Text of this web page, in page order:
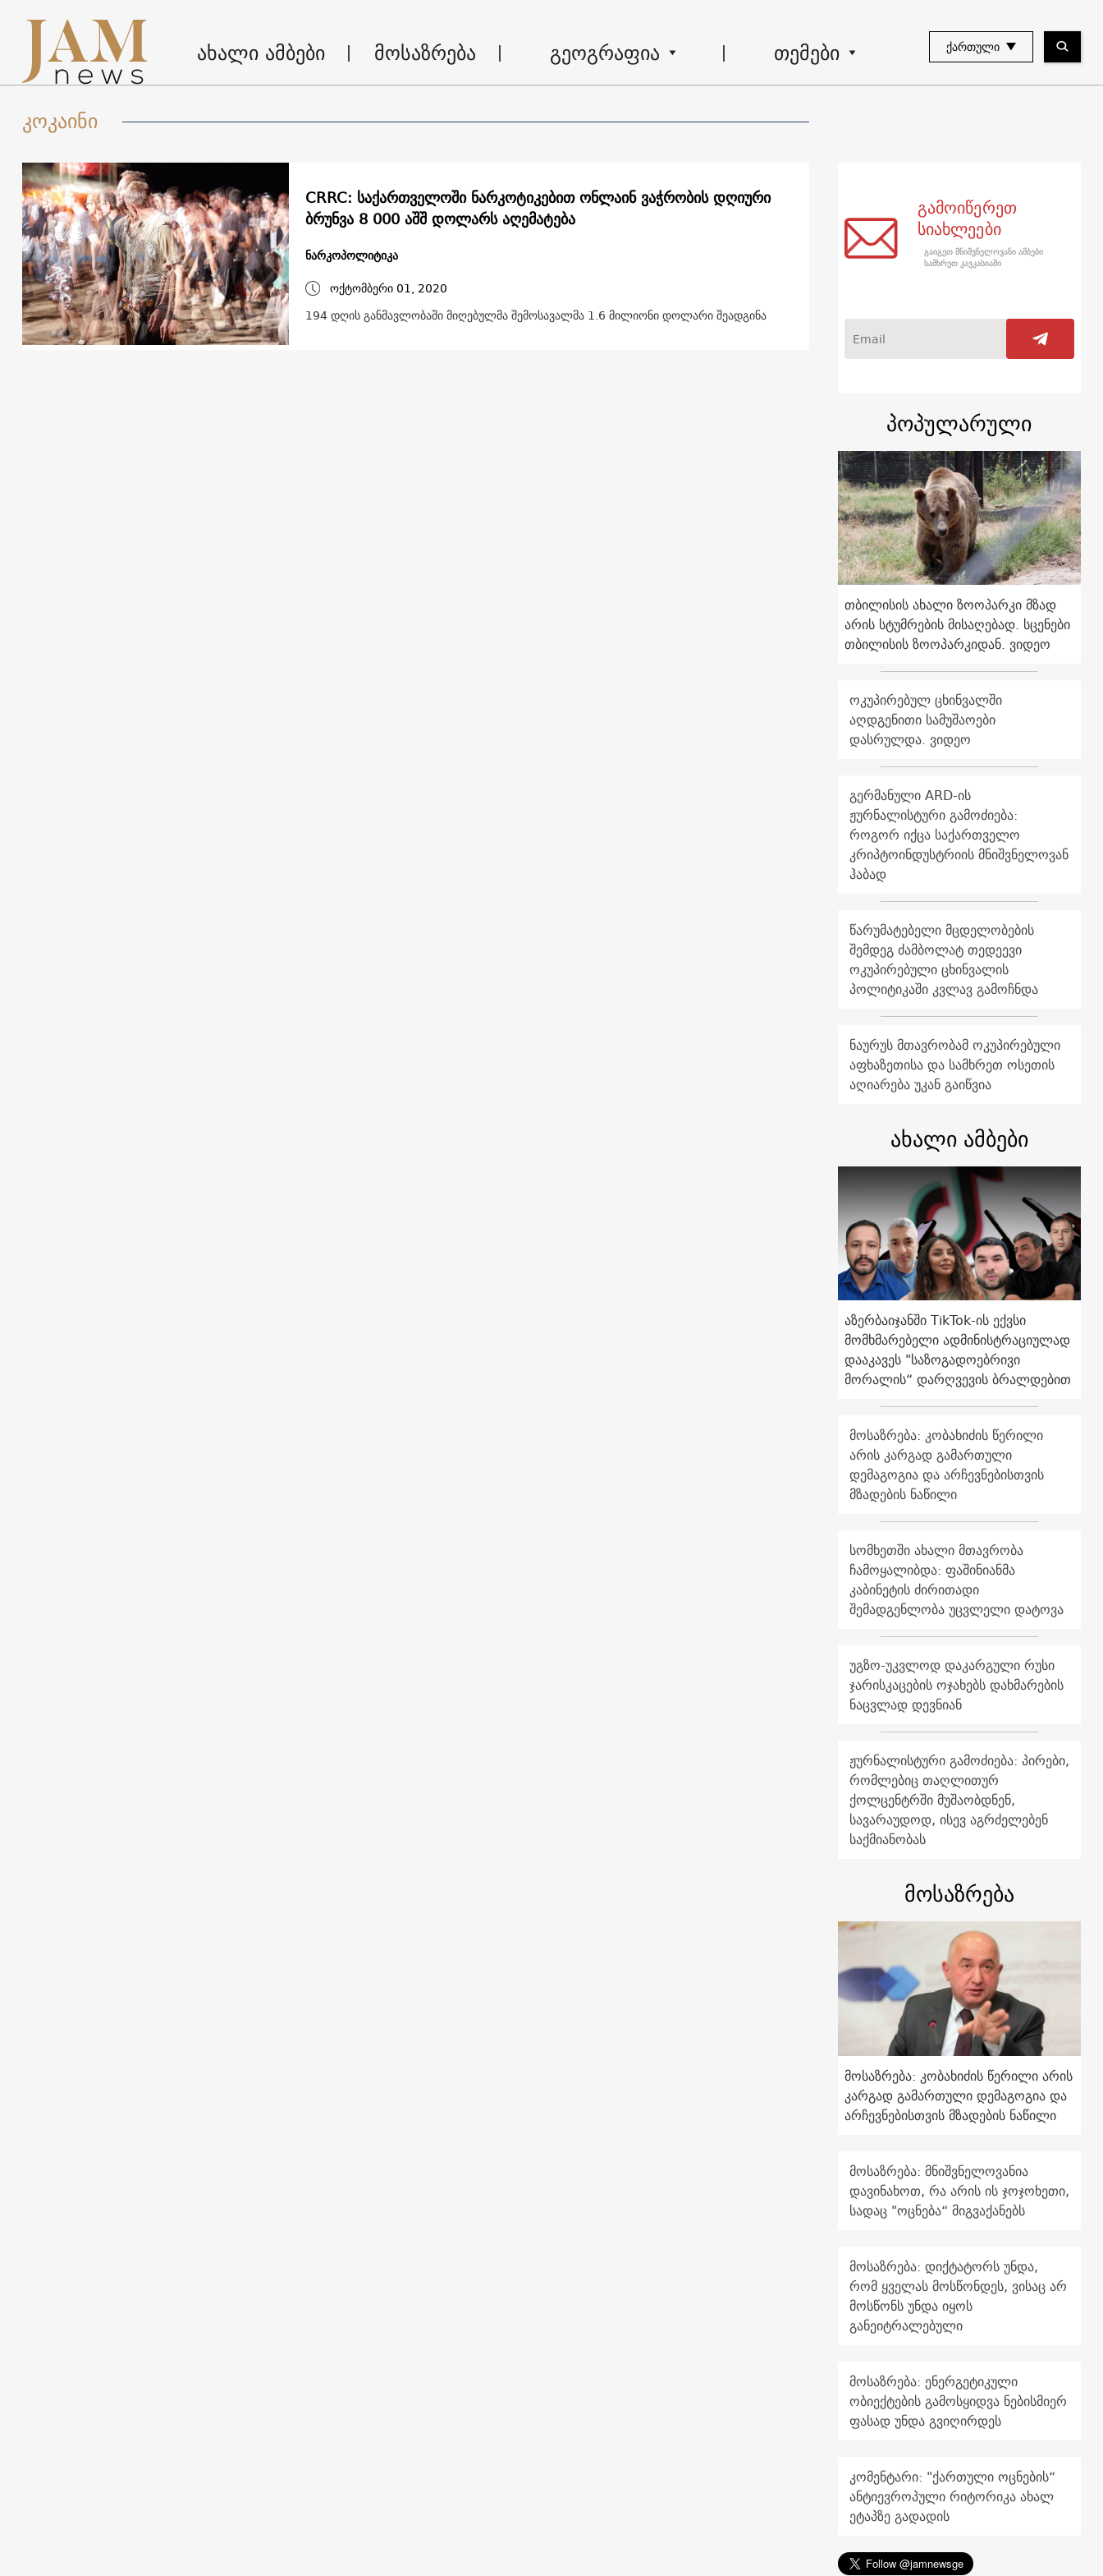
ახალი ამბები მოსაზრება გეოგრაფია თემები ᲥᲐᲠᲗᲣᲚᲘ
კოკაინი
CRRC: საქართველოში ნარკოტიკებით ონლაინ ვაჭრობის დღიური
ბრუნვა 8 000 აშშ დოლარს აღემატება
ნარკოპოლიტიკა
ოქტომბერი 01, 2020
194 დღის განმავლობაში მიღებულმა შემოსავალმა 1.6 მილიონი დოლარი შეადგინა
გამოიწერეთ
სიახლეები
გაიგეთ მნიშვნელოვანი ამბები
სამხრეთ კავკასიაში
პოპულარული
თბილისის ახალი ზოოპარკი მზად
არის სტუმრების მისაღებად. სცენები
თბილისის ზოოპარკიდან. ვიდეო
ოკუპირებულ ცხინვალში
აღდგენითი სამუშაოები
დასრულდა. ვიდეო
გერმანული ARD-ის
ჟურნალისტური გამოძიება:
როგორ იქცა საქართველო
კრიპტოინდუსტრიის მნიშვნელოვან
ჰაბად
წარუმატებელი მცდელობების
შემდეგ ძამბოლატ თედეევი
ოკუპირებული ცხინვალის
პოლიტიკაში კვლავ გამოჩნდა
ნაურუს მთავრობამ ოკუპირებული
აფხაზეთისა და სამხრეთ ოსეთის
აღიარება უკან გაიწვია
ახალი ამბები
აზერბაიჯანში TikTok-ის ექვსი
მომხმარებელი ადმინისტრაციულად
დააკავეს "საზოგადოებრივი
მორალის“ დარღვევის ბრალდებით
მოსაზრება: კობახიძის წერილი
არის კარგად გამართული
დემაგოგია და არჩევნებისთვის
მზადების ნაწილი
სომხეთში ახალი მთავრობა
ჩამოყალიბდა: ფაშინიანმა
კაბინეტის ძირითადი
შემადგენლობა უცვლელი დატოვა
უგზო-უკვლოდ დაკარგული რუსი
ჯარისკაცების ოჯახებს დახმარების
ნაცვლად დევნიან
ჟურნალისტური გამოძიება: პირები,
რომლებიც თაღლითურ
ქოლცენტრში მუშაობდნენ,
სავარაუდოდ, ისევ აგრძელებენ
საქმიანობას
მოსაზრება
მოსაზრება: კობახიძის წერილი არის
კარგად გამართული დემაგოგია და
არჩევნებისთვის მზადების ნაწილი
მოსაზრება: მნიშვნელოვანია
დავინახოთ, რა არის ის ჯოჯოხეთი,
სადაც "ოცნება“ მიგვაქანებს
მოსაზრება: დიქტატორს უნდა,
რომ ყველას მოსწონდეს, ვისაც არ
მოსწონს უნდა იყოს
განეიტრალებული
მოსაზრება: ენერგეტიკული
ობიექტების გამოსყიდვა ნებისმიერ
ფასად უნდა გვიღირდეს
კომენტარი: "ქართული ოცნების“
ანტიევროპული რიტორიკა ახალ
ეტაპზე გადადის